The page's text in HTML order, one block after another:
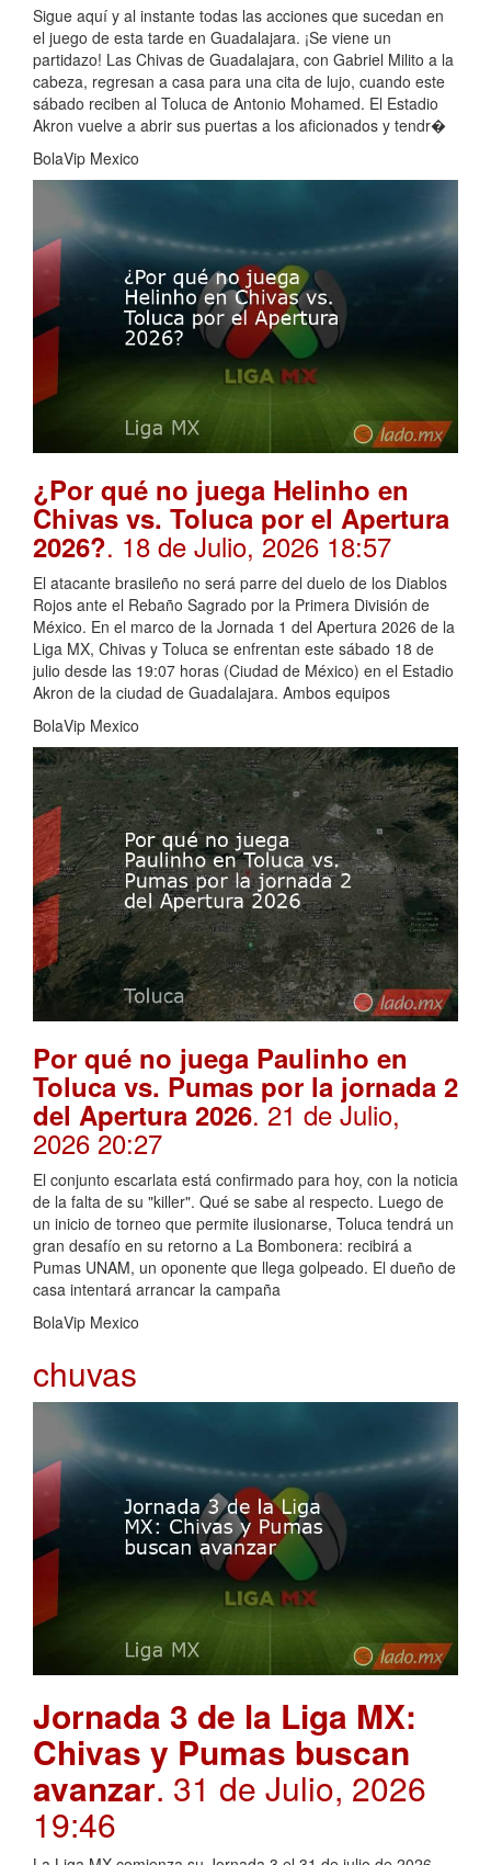
Sigue aquí y al instante todas las acciones que sucedan en
el juego de esta tarde en Guadalajara. ¡Se viene un
partidazo! Las Chivas de Guadalajara, con Gabriel Milito a la
cabeza, regresan a casa para una cita de lujo, cuando este
sábado reciben al Toluca de Antonio Mohamed. El Estadio
Akron vuelve a abrir sus puertas a los aficionados y tendr�
BolaVip Mexico
¿Por qué no juega Helinho en
Chivas vs. Toluca por el Apertura
2026?. 18 de Julio, 2026 18:57
El atacante brasileño no será parre del duelo de los Diablos
Rojos ante el Rebaño Sagrado por la Primera División de
México. En el marco de la Jornada 1 del Apertura 2026 de la
Liga MX, Chivas y Toluca se enfrentan este sábado 18 de
julio desde las 19:07 horas (Ciudad de México) en el Estadio
Akron de la ciudad de Guadalajara. Ambos equipos
BolaVip Mexico
Por qué no juega Paulinho en
Toluca vs. Pumas por la jornada 2
del Apertura 2026. 21 de Julio,
2026 20:27
El conjunto escarlata está confirmado para hoy, con la noticia
de la falta de su "killer". Qué se sabe al respecto. Luego de
un inicio de torneo que permite ilusionarse, Toluca tendrá un
gran desafío en su retorno a La Bombonera: recibirá a
Pumas UNAM, un oponente que llega golpeado. El dueño de
casa intentará arrancar la campaña
BolaVip Mexico
chuvas
Jornada 3 de la Liga MX:
Chivas y Pumas buscan
avanzar. 31 de Julio, 2026
19:46